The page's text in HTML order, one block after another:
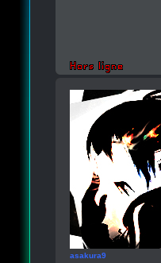
asakura9